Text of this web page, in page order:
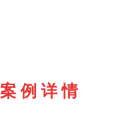
案 例 详 情